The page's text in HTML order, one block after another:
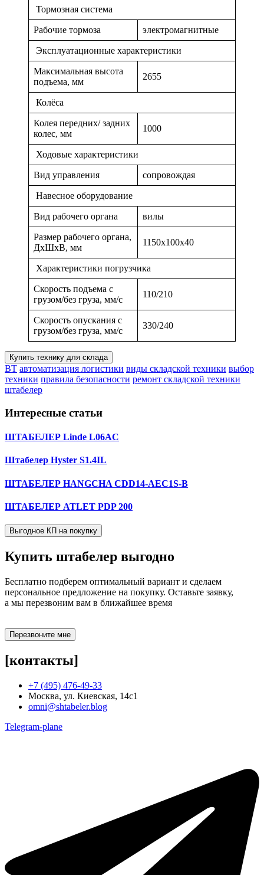
Тормозная система
Рабочие тормоза электромагнитные
Эксплуатационные характеристики
Максимальная высота
подъема, мм
2655
Колёса
Колея передних/ задних
колес, мм
1000
Ходовые характеристики
Вид управления сопровождая
Навесное оборудование
Вид рабочего органа вилы
Размер рабочего органа,
ДхШхВ, мм
1150x100x40
Характеристики погрузчика
Скорость подъема с
грузом/без груза, мм/с
110/210
Скорость опускания с
грузом/без груза, мм/с
330/240
Купить технику для склада
BT автоматизация логистики виды складской техники выбор
техники правила безопасности ремонт складской техники
штабелер
Интересные статьи
ШТАБЕЛЕР Linde L06AC
Штабелер Hyster S1.4IL
ШТАБЕЛЕР HANGCHA CDD14-AEC1S-B
ШТАБЕЛЕР ATLET PDP 200
Выгодное КП на покупку
Купить штабелер выгодно
Бесплатно подберем оптимальный вариант и сделаем
персональное предложение на покупку. Оставьте заявку,
а мы перезвоним вам в ближайшее время
Перезвоните мне
[контакты]
+7 (495) 476-49-33
Москва, ул. Киевская, 14с1
omni@shtabeler.blog
Telegram-plane